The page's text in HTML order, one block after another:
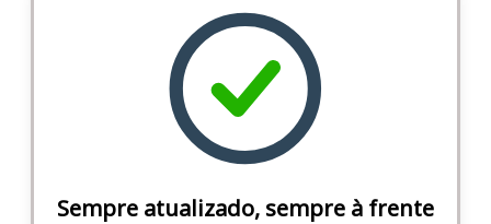
Sempre atualizado, sempre à frente